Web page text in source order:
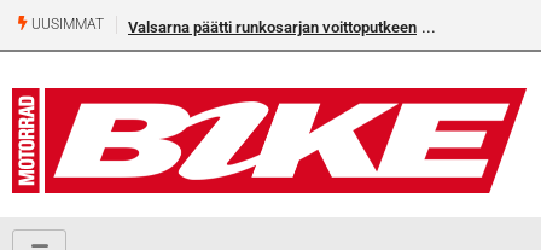
UUSIMMAT Valsarna päätti runkosarjan voittoputkeen